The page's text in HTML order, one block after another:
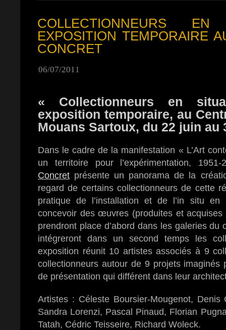
COLLECTIONNEURS
EXPOSITION TEMPORAIRE
CONCRET
06/07/2011
« Collectionneurs en
exposition temporaire, au
Mouans Sartoux, du 22 juin au
Dans le cadre de la manifestation « L’Art
un territoire pour l’expérimentation, 1951-
Concret présente un panorama de la
regard de certains collectionneurs de cette
pratique de l’installation et de l’in situ
concevoir des œuvres (produites et
prendront place d’abord dans les galeries du
intégreront dans un second temps les
exposition réunit 10 artistes associés à 9
collectionneurs autour de 9 projets imaginés
de présentation qui différent dans leur
Artistes : Céleste Boursier-Mougenot,
Sandra Lorenzi, Pascal Pinaud, Florian
Tatah, Cédric Teisseire, Richard Woleck.